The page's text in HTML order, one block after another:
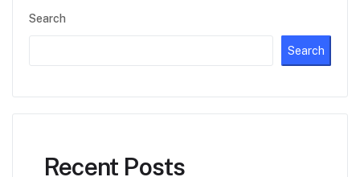
Search
Search
Recent Posts